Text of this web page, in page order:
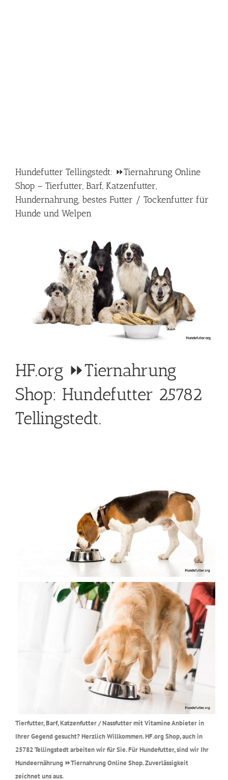
Hundefutter Tellingstedt: ⏩Tiernahrung Online
Shop – Tierfutter, Barf, Katzenfutter,
Hundernahrung, bestes Futter / Tockenfutter für
Hunde und Welpen
HF.org ⏩Tiernahrung
Shop: Hundefutter 25782
Tellingstedt.
Tierfutter, Barf, Katzenfutter / Nassfutter mit Vitamine Anbieter in
Ihrer Gegend gesucht? Herzlich Willkommen. HF.org Shop, auch in
25782 Tellingstedt arbeiten wir für Sie. Für Hundefutter, sind wir Ihr
Hundeernährung ⏩Tiernahrung Online Shop. Zuverlässigkeit
zeichnet uns aus.